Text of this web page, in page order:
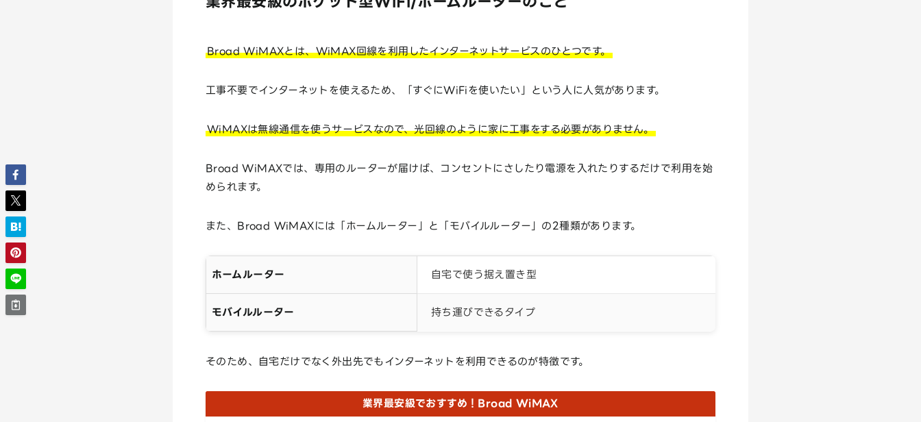
Broad WiMAXとは、WiMAX回線を利用したインターネットサービスのひとつです。
工事不要でインターネットを使えるため、「すぐにWiFiを使いたい」という人に人気があります。
WiMAXは無線通信を使うサービスなので、光回線のように家に工事をする必要がありません。
Broad WiMAXでは、専用のルーターが届けば、コンセントにさしたり電源を入れたりするだけで利用を始
められます。
また、Broad WiMAXには「ホームルーター」と「モバイルルーター」の2種類があります。
ホームルーター 自宅で使う据え置き型
モバイルルーター 持ち運びできるタイプ
そのため、自宅だけでなく外出先でもインターネットを利用できるのが特徴です。
業界最安級でおすすめ！Broad WiMAX